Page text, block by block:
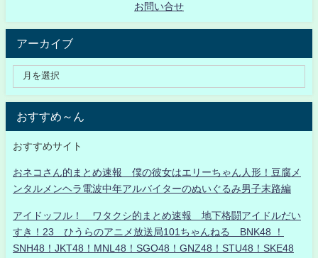
お問い合せ
アーカイブ
おすすめ～ん
おすすめサイト
おネコさん的まとめ速報 僕の彼女はエリーちゃん人形！豆腐メ
ンタルメンヘラ電波中年アルバイターのぬいぐるみ男子末路編
アイドッフル！ ワタクシ的まとめ速報 地下格闘アイドルだい
すき！23 ひうらのアニメ放送局101ちゃんねる BNK48 ！
SNH48！JKT48！MNL48！SGO48！GNZ48！STU48！SKE48